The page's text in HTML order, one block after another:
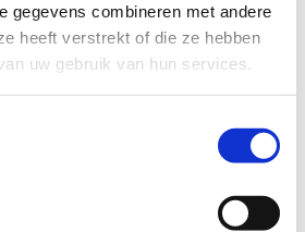
gegevens combineren met andere
heeft verstrekt of die ze hebben
uw gebruik van hun services.
Geel
Geel